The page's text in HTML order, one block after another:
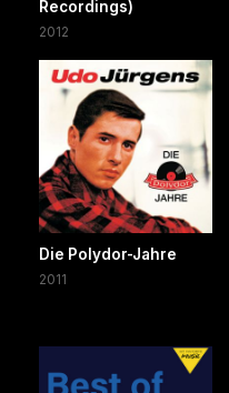
Recordings)
2012
Die Polydor-Jahre
2011